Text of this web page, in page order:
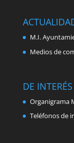
M.I.
Medios de
DE INTERÉS
Organigrama
Teléfonos de